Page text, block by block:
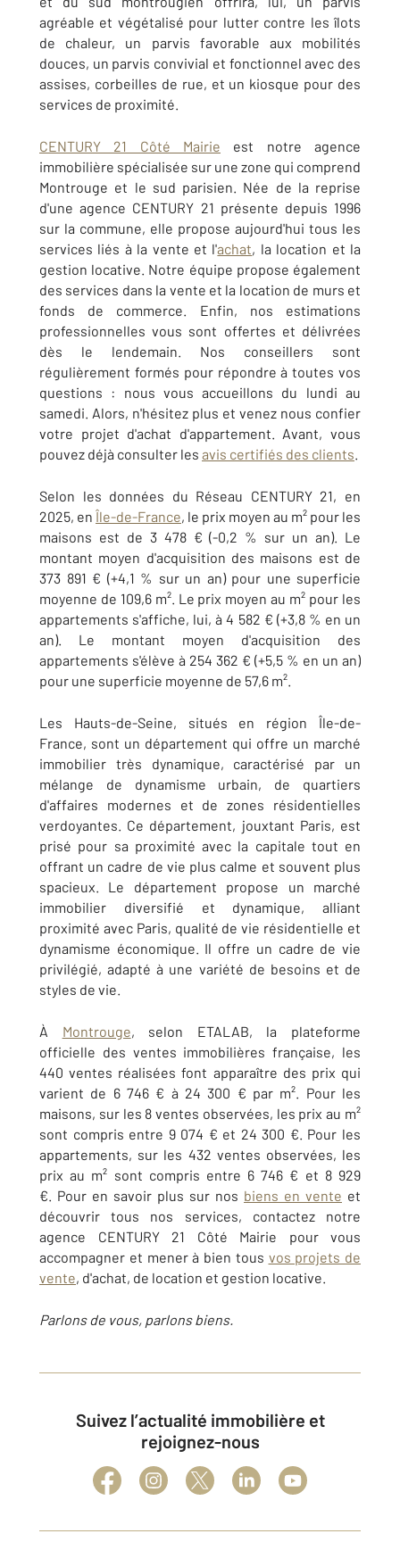
agréable et végétalisé pour lutter contre les îlots
de chaleur, un parvis favorable aux mobilités
douces, un parvis convivial et fonctionnel avec des
assises, corbeilles de rue, et un kiosque pour des
services de proximité.
CENTURY 21 Côté Mairie est notre agence
immobilière spécialisée sur une zone qui comprend
Montrouge et le sud parisien. Née de la reprise
d'une agence CENTURY 21 présente depuis 1996
sur la commune, elle propose aujourd'hui tous les
services liés à la vente et l'achat, la location et la
gestion locative. Notre équipe propose également
des services dans la vente et la location de murs et
fonds de commerce. Enfin, nos estimations
professionnelles vous sont offertes et délivrées
dès le lendemain. Nos conseillers sont
régulièrement formés pour répondre à toutes vos
questions : nous vous accueillons du lundi au
samedi. Alors, n'hésitez plus et venez nous confier
votre projet d'achat d'appartement. Avant, vous
pouvez déjà consulter les avis certifiés des clients.
Selon les données du Réseau CENTURY 21, en
2025, en Île-de-France, le prix moyen au m² pour les
maisons est de 3 478 € (-0,2 % sur un an). Le
montant moyen d'acquisition des maisons est de
373 891 € (+4,1 % sur un an) pour une superficie
moyenne de 109,6 m². Le prix moyen au m² pour les
appartements s'affiche, lui, à 4 582 € (+3,8 % en un
an). Le montant moyen d'acquisition des
appartements s'élève à 254 362 € (+5,5 % en un an)
pour une superficie moyenne de 57,6 m².
Les Hauts-de-Seine, situés en région Île-de-
France, sont un département qui offre un marché
immobilier très dynamique, caractérisé par un
mélange de dynamisme urbain, de quartiers
d'affaires modernes et de zones résidentielles
verdoyantes. Ce département, jouxtant Paris, est
prisé pour sa proximité avec la capitale tout en
offrant un cadre de vie plus calme et souvent plus
spacieux. Le département propose un marché
immobilier diversifié et dynamique, alliant
proximité avec Paris, qualité de vie résidentielle et
dynamisme économique. Il offre un cadre de vie
privilégié, adapté à une variété de besoins et de
styles de vie.
À Montrouge, selon ETALAB, la plateforme
officielle des ventes immobilières française, les
440 ventes réalisées font apparaître des prix qui
varient de 6 746 € à 24 300 € par m². Pour les
maisons, sur les 8 ventes observées, les prix au m²
sont compris entre 9 074 € et 24 300 €. Pour les
appartements, sur les 432 ventes observées, les
prix au m² sont compris entre 6 746 € et 8 929
€. Pour en savoir plus sur nos biens en vente et
découvrir tous nos services, contactez notre
agence CENTURY 21 Côté Mairie pour vous
accompagner et mener à bien tous vos projets de
vente, d'achat, de location et gestion locative.
Parlons de vous, parlons biens.
Suivez l’actualité immobilière et
rejoignez-nous